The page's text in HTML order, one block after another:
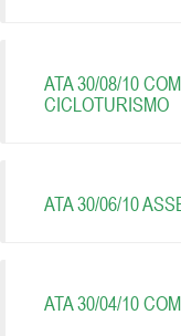
ATA 30/08/10
CICLOTURISMO
ATA 30/06/10
ATA 30/04/10